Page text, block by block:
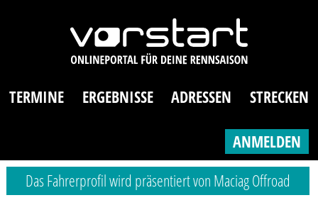
TERMINE ERGEBNISSE ADRESSEN STRECKEN
ANMELDEN
Das Fahrerprofil wird präsentiert von Maciag Offroad